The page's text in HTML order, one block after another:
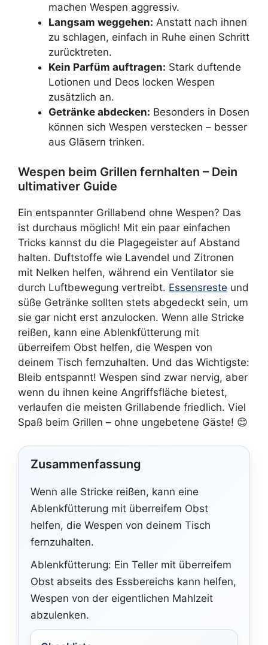
machen Wespen aggressiv.
Langsam weggehen: Anstatt nach ihnen
zu schlagen, einfach in Ruhe einen Schritt
zurücktreten.
Kein Parfüm auftragen: Stark duftende
Lotionen und Deos locken Wespen
zusätzlich an.
Getränke abdecken: Besonders in Dosen
können sich Wespen verstecken – besser
aus Gläsern trinken.
Wespen beim Grillen fernhalten – Dein
ultimativer Guide
Ein entspannter Grillabend ohne Wespen? Das
ist durchaus möglich! Mit ein paar einfachen
Tricks kannst du die Plagegeister auf Abstand
halten. Duftstoffe wie Lavendel und Zitronen
mit Nelken helfen, während ein Ventilator sie
durch Luftbewegung vertreibt. Essensreste und
süße Getränke sollten stets abgedeckt sein, um
sie gar nicht erst anzulocken. Wenn alle Stricke
reißen, kann eine Ablenkfütterung mit
überreifem Obst helfen, die Wespen von
deinem Tisch fernzuhalten. Und das Wichtigste:
Bleib entspannt! Wespen sind zwar nervig, aber
wenn du ihnen keine Angriffsfläche bietest,
verlaufen die meisten Grillabende friedlich. Viel
Spaß beim Grillen – ohne ungebetene Gäste! 😊
Zusammenfassung
Wenn alle Stricke reißen, kann eine
Ablenkfütterung mit überreifem Obst
helfen, die Wespen von deinem Tisch
fernzuhalten.
Ablenkfütterung: Ein Teller mit überreifem
Obst abseits des Essbereichs kann helfen,
Wespen von der eigentlichen Mahlzeit
abzulenken.